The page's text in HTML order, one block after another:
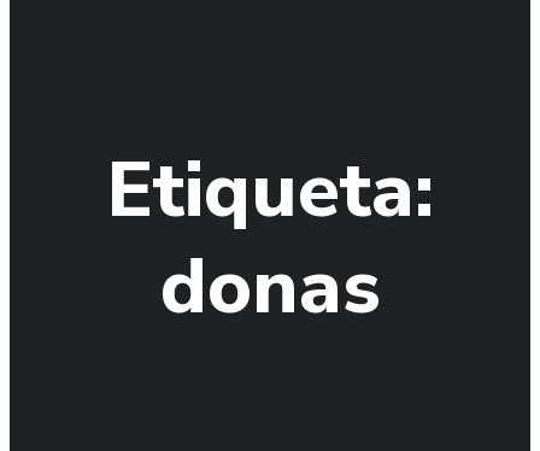
Etiqueta:
donas